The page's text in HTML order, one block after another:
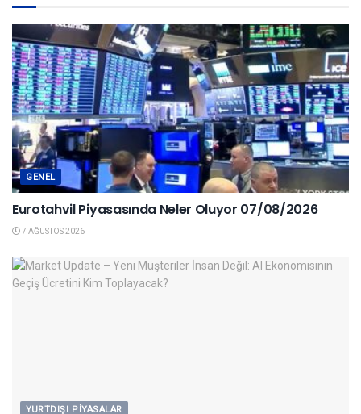
GENEL
Eurotahvil Piyasasında Neler Oluyor 07/08/2026
7 AĞUSTOS 2026
YURTDIŞI PIYASALAR